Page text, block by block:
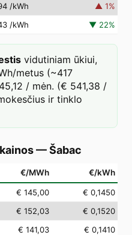
/kWh ▲ 1%
/kWh ▼ 22%
vidutiniam ūkiui,
metus (~417
/ mėn. (€ 541,38 /
ir tinklo
—Šabac
€/MWh €/kWh
€ 145,00
€ 0,1450
€ 152,03
€ 0,1520
€ 141,03
€ 0,1410